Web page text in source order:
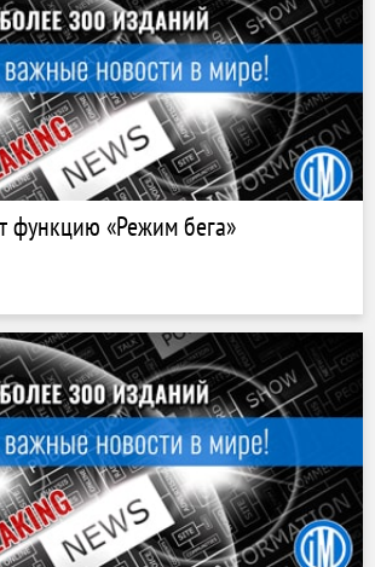
функцию «Режим бега»